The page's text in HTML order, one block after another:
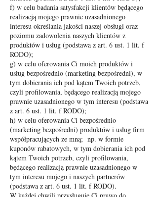
f) w celu badania satysfakcji klientów będącego
realizacją mojego prawnie uzasadnionego
interesu określania jakości naszej obsługi oraz
poziomu zadowolenia naszych klientów z
produktów i usług (podstawa z art. 6 ust. 1 lit. f
RODO);
g) w celu oferowania Ci moich produktów i
usług bezpośrednio (marketing bezpośredni), w
tym dobierania ich pod kątem Twoich potrzeb,
czyli profilowania, będącego realizacją mojego
prawnie uzasadnionego w tym interesu (podstawa
z art. 6 ust. 1 lit. f RODO);
h) w celu oferowania Ci bezpośrednio
(marketing bezpośredni) produktów i usług firm
współpracujących ze mną; np. w formie
kuponów rabatowych, w tym dobierania ich pod
kątem Twoich potrzeb, czyli profilowania,
będącego realizacją prawnie uzasadnionego w
tym interesu mojego i naszych partnerów
(podstawa z art. 6 ust. 1 lit. f RODO).